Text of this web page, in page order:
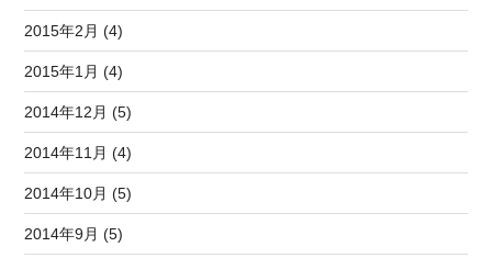
2015年2月 (4)
2015年1月 (4)
2014年12月 (5)
2014年11月 (4)
2014年10月 (5)
2014年9月 (5)